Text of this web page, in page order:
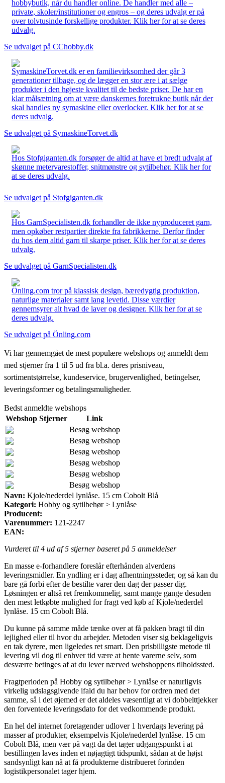
hobbybutik, når du handler online. De handler med alle –
private, skoler/institutioner og engros – og deres udvalg er på
over tolvtusinde forskellige produkter. Klik her for at se deres
udvalg.
Se udvalget på CChobby.dk
SymaskineTorvet.dk er en familievirksomhed der går 3
generationer tilbage, og de lægger en stor ære i at sælge
produkter i den højeste kvalitet til de bedste priser. De har en
klar målsætning om at være danskernes foretrukne butik når der
skal handles ny symaskine eller overlocker. Klik her for at se
deres udvalg.
Se udvalget på SymaskineTorvet.dk
Hos Stofgiganten.dk forsøger de altid at have et bredt udvalg af
skønne metervarestoffer, snitmønstre og sytilbehør. Klik her for
at se deres udvalg.
Se udvalget på Stofgiganten.dk
Hos GarnSpecialisten.dk forhandler de ikke nyproduceret garn,
men opkøber restpartier direkte fra fabrikkerne. Derfor finder
du hos dem altid garn til skarpe priser. Klik her for at se deres
udvalg.
Se udvalget på GarnSpecialisten.dk
Önling.com tror på klassisk design, bæredygtig produktion,
naturlige materialer samt lang levetid. Disse værdier
gennemsyrer alt hvad de laver og designer. Klik her for at se
deres udvalg.
Se udvalget på Önling.com
Vi har gennemgået de mest populære webshops og anmeldt dem
med stjerner fra 1 til 5 ud fra bl.a. deres prisniveau,
sortimentstørrelse, kundeservice, brugervenlighed, betingelser,
leveringsformer og betalingsmuligheder.
Bedst anmeldte webshops
Webshop Stjerner
Link
Besøg webshop
Besøg webshop
Besøg webshop
Besøg webshop
Besøg webshop
Besøg webshop
Navn: Kjole/nederdel lynlåse. 15 cm Cobolt Blå
Kategori: Hobby og sytilbehør > Lynlåse
Producent:
Varenummer: 121-2247
EAN:
Vurderet til 4 ud af 5 stjerner baseret på 5 anmeldelser
En masse e-forhandlere foreslår efterhånden alverdens
leveringsmidler. En yndling er i dag afhentningssteder, og så kan du
bare gå forbi efter de bestilte varer den dag der passer dig.
Løsningen er altså ret fremkommelig, samt mange gange desuden
den mest letkøbte mulighed for fragt ved køb af Kjole/nederdel
lynlåse. 15 cm Cobolt Blå.
Du kunne på samme måde tænke over at få pakken bragt til din
lejlighed eller til hvor du arbejder. Metoden viser sig beklageligvis
en tak dyrere, men ligeledes ret smart. Den prisbilligste metode til
levering vil dog til enhver tid være at hente varerne selv, som
desværre betinges af at du lever nærved webshoppens tilholdssted.
Fragtperioden på Hobby og sytilbehør > Lynlåse er naturligvis
virkelig udslagsgivende ifald du har behov for ordren med det
samme, så i det øjemed er det aldeles væsentligt at vi dobbelttjekker
den forventede leveringsdato for det vedkommende produkt.
En hel del internet foretagender udlover 1 hverdags levering på
masser af produkter, eksempelvis Kjole/nederdel lynlåse. 15 cm
Cobolt Blå, men vær på vagt da det tager udgangspunkt i at
bestillingen laves inden et nøjagtigt tidspunkt, sådan at de højst
sandsynligt kan nå at få produkterne distribueret forinden
logistikpersonalet tager hjem.